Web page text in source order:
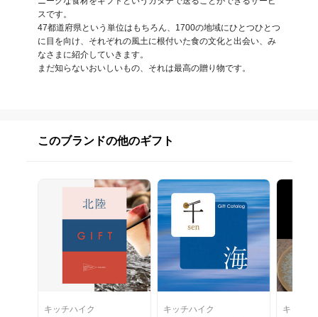
スです。
47都道府県という単位はもちろん、1700の地域にひとつひとつ
に目を向け、それぞれの風土に根付いた食の文化と出会い、み
なさまに紹介していきます。
まだ知らないおいしいもの、それは最高の贈り物です。
このブランドの他のギフト
キッチハイク
キッチハイク
キッチ